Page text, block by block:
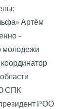
Артём
–
молодежи
СПК
РОО